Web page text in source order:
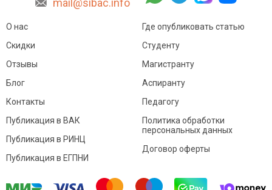
mail@sibac.info
О нас
Скидки
Отзывы
Блог
Контакты
Где опубликовать статью
Студенту
Магистранту
Аспиранту
Педагогу
Публикация в ВАК
Публикация в РИНЦ
Публикация в ЕГПНИ
Политика обработки
персональных данных
Договор оферты